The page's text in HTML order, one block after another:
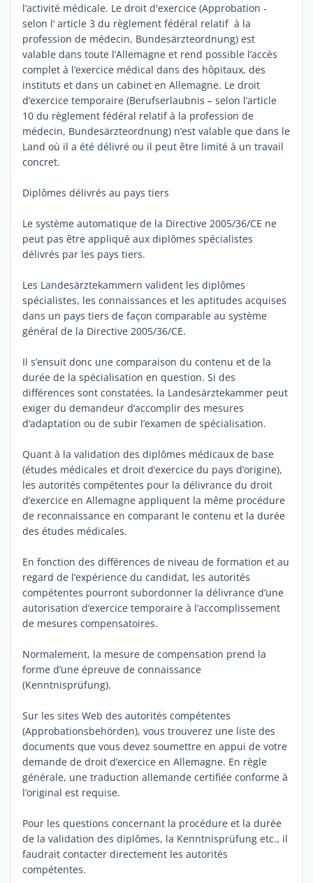
l’activité médicale. Le droit d'exercice (Approbation -
selon l‘ article 3 du règlement fédéral relatif à la
profession de médecin, Bundesärzteordnung) est
valable dans toute l’Allemagne et rend possible l’accès
complet à l’exercice médical dans des hôpitaux, des
instituts et dans un cabinet en Allemagne. Le droit
d’exercice temporaire (Berufserlaubnis – selon l’article
10 du règlement fédéral relatif à la profession de
médecin, Bundesärzteordnung) n’est valable que dans le
Land où il a été délivré ou il peut être limité à un travail
concret.
Diplômes délivrés au pays tiers
Le système automatique de la Directive 2005/36/CE ne
peut pas être appliqué aux diplômes spécialistes
délivrés par les pays tiers.
Les Landesärztekammern valident les diplômes
spécialistes, les connaissances et les aptitudes acquises
dans un pays tiers de façon comparable au système
général de la Directive 2005/36/CE.
Il s’ensuit donc une comparaison du contenu et de la
durée de la spécialisation en question. Si des
différences sont constatées, la Landesärztekammer peut
exiger du demandeur d’accomplir des mesures
d’adaptation ou de subir l’examen de spécialisation.
Quant à la validation des diplômes médicaux de base
(études médicales et droit d’exercice du pays d’origine),
les autorités compétentes pour la délivrance du droit
d’exercice en Allemagne appliquent la même procédure
de reconnaissance en comparant le contenu et la durée
des études médicales.
En fonction des différences de niveau de formation et au
regard de l’expérience du candidat, les autorités
compétentes pourront subordonner la délivrance d’une
autorisation d’exercice temporaire à l’accomplissement
de mesures compensatoires.
Normalement, la mesure de compensation prend la
forme d’une épreuve de connaissance
(Kenntnisprüfung).
Sur les sites Web des autorités compétentes
(Approbationsbehörden), vous trouverez une liste des
documents que vous devez soumettre en appui de votre
demande de droit d’exercice en Allemagne. En règle
générale, une traduction allemande certifiée conforme à
l’original est requise.
Pour les questions concernant la procédure et la durée
de la validation des diplômes, la Kenntnisprüfung etc., il
faudrait contacter directement les autorités
compétentes.